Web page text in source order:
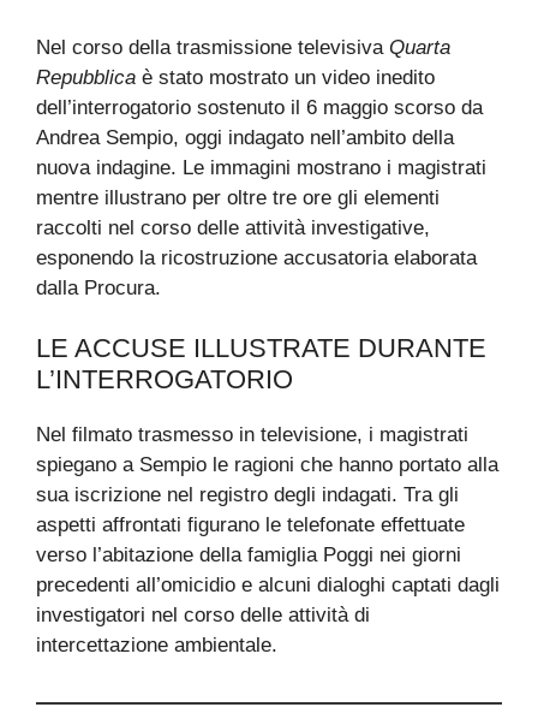
Nel corso della trasmissione televisiva Quarta
Repubblica è stato mostrato un video inedito
dell’interrogatorio sostenuto il 6 maggio scorso da
Andrea Sempio, oggi indagato nell’ambito della
nuova indagine. Le immagini mostrano i magistrati
mentre illustrano per oltre tre ore gli elementi
raccolti nel corso delle attività investigative,
esponendo la ricostruzione accusatoria elaborata
dalla Procura.
LE ACCUSE ILLUSTRATE DURANTE
L’INTERROGATORIO
Nel filmato trasmesso in televisione, i magistrati
spiegano a Sempio le ragioni che hanno portato alla
sua iscrizione nel registro degli indagati. Tra gli
aspetti affrontati figurano le telefonate effettuate
verso l’abitazione della famiglia Poggi nei giorni
precedenti all’omicidio e alcuni dialoghi captati dagli
investigatori nel corso delle attività di
intercettazione ambientale.